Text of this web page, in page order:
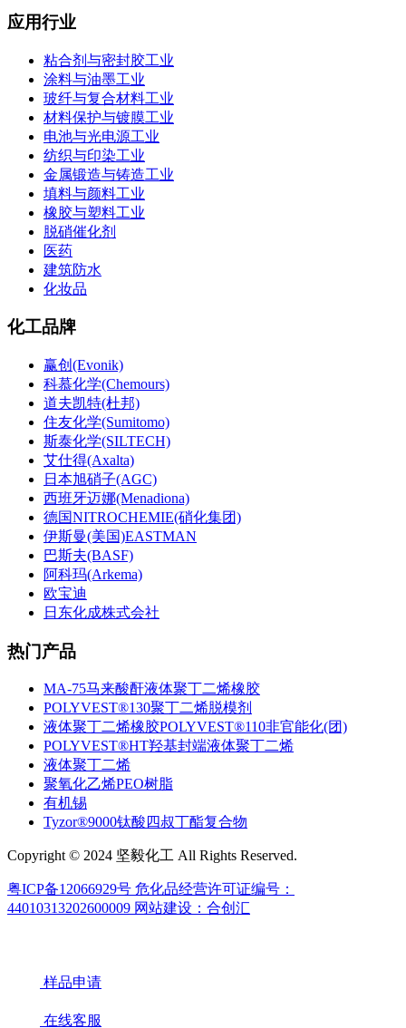
应用行业
粘合剂与密封胶工业
涂料与油墨工业
玻纤与复合材料工业
材料保护与镀膜工业
电池与光电源工业
纺织与印染工业
金属锻造与铸造工业
填料与颜料工业
橡胶与塑料工业
脱硝催化剂
医药
建筑防水
化妆品
化工品牌
赢创(Evonik)
科慕化学(Chemours)
道夫凯特(杜邦)
住友化学(Sumitomo)
斯泰化学(SILTECH)
艾仕得(Axalta)
日本旭硝子(AGC)
西班牙迈娜(Menadiona)
德国NITROCHEMIE(硝化集团)
伊斯曼(美国)EASTMAN
巴斯夫(BASF)
阿科玛(Arkema)
欧宝迪
日东化成株式会社
热门产品
MA-75马来酸酐液体聚丁二烯橡胶
POLYVEST®130聚丁二烯脱模剂
液体聚丁二烯橡胶POLYVEST®110非官能化(团)
POLYVEST®HT羟基封端液体聚丁二烯
液体聚丁二烯
聚氧化乙烯PEO树脂
有机锡
Tyzor®9000钛酸四叔丁酯复合物
Copyright © 2024 坚毅化工 All Rights Reserved.
粤ICP备12066929号 危化品经营许可证编号：
44010313202600009 网站建设：合创汇
样品申请
在线客服